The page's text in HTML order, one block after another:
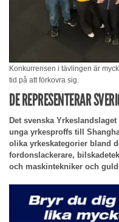
Konkurrensen i tävlingen är
tid på att förkovra sig.
DE REPRESENTERAR
Det svenska
unga yrkesproffs till
olika yrkeskategorier bland
fordonslackerare,
och maskintekniker och